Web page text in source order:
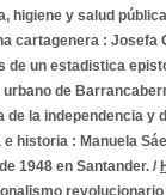
higiene y salud
cartagenera : Josefa
de un estadistica
de
de la independencia
e historia : Manuela
1948 en Santander. /
revolucionario
Colombia)--